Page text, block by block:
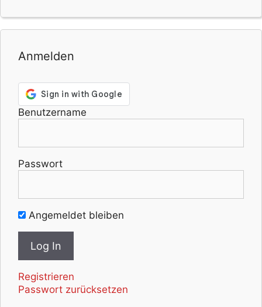
Anmelden
Benutzername
Passwort
Angemeldet bleiben
Registrieren
Passwort zurücksetzen